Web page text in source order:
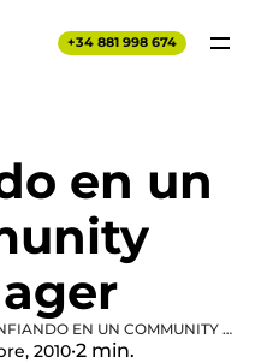
+34 881 998 674
en un
CONFIANDO EN UN COMMUNITY MANAGER
2010·2 min.